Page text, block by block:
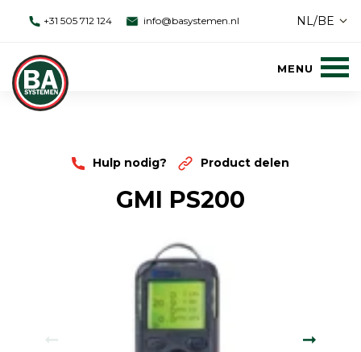
+31 505 712 124 info@basystemen.nl NL/BE
Hulp nodig? Product delen
GMI PS200